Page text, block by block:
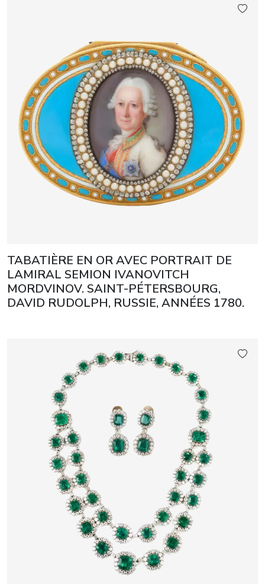
TABATIÈRE EN OR AVEC PORTRAIT DE
LAMIRAL SEMION IVANOVITCH
MORDVINOV. SAINT-PÉTERSBOURG,
DAVID RUDOLPH, RUSSIE, ANNÉES 1780.